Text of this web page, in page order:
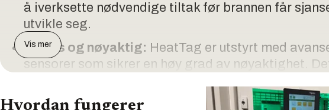
å iverksette nødvendige tiltak før brannen får
utvikle seg.
Presis og nøyaktig: HeatTag er utstyrt med
sensorer som sikrer en høy grad av nøyaktighet.
større trygghet.
Vis mer
Hvordan fungerer